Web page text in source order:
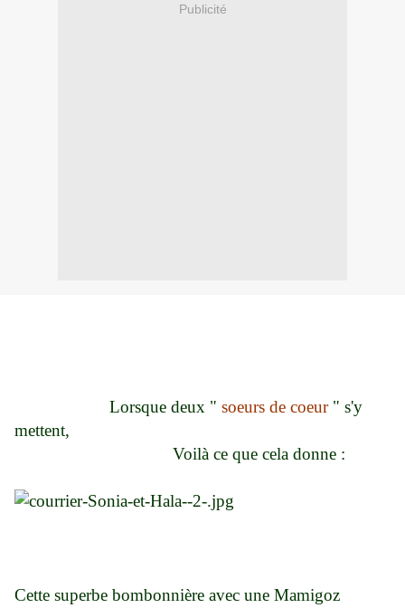
Publicité
Lorsque deux " soeurs de coeur" s'y
mettent,
Voilà ce que cela donne :
Cette superbe bombonnière avec une Mamigoz